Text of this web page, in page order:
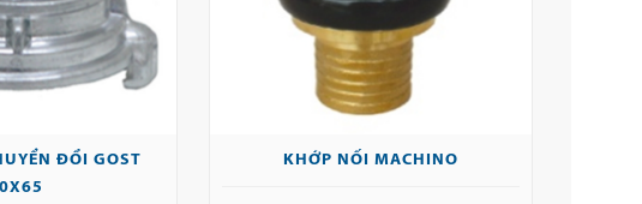
ĐỔI GOST
KHỚP NỐI MACHINO